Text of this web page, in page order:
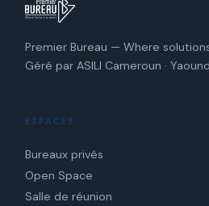
Premier Bureau — Where
Géré par ASILI Cameroun ·
ESPACES
Bureaux privés
Open Space
Salle de réunion